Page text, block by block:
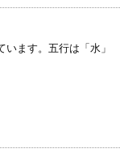
ます。五行は「水」